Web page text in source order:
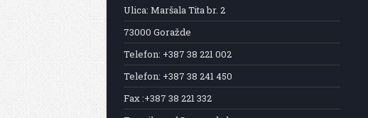
Ulica: Maršala Tita br. 2
73000 Goražde
Telefon: +387 38 221 002
Telefon: +387 38 241 450
Fax :+387 38 221 332